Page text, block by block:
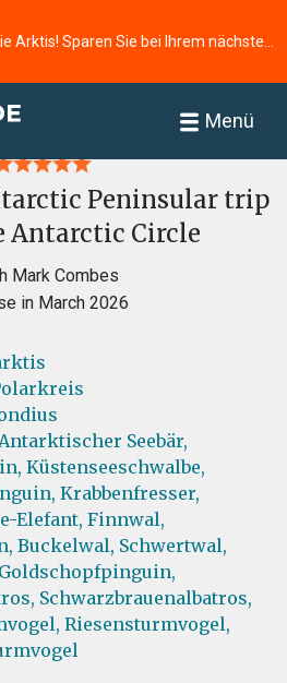
Menü
Peninsular trip
Antarctic Circle
Mark Combes
in March 2026
Seebär,
Küstenseeschwalbe,
Krabbenfresser,
Elefant, Finnwal,
Buckelwal, Schwertwal,
Goldschopfpinguin,
Schwarzbrauenalbatros,
Riesensturmvogel,